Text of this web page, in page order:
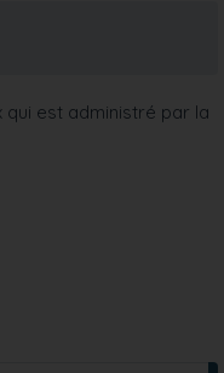
est administré par la